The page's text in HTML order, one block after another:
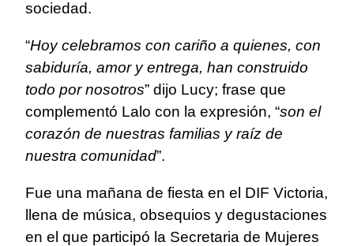
sociedad.
“Hoy celebramos con cariño a quienes, con
sabiduría, amor y entrega, han construido
todo por nosotros” dijo Lucy; frase que
complementó Lalo con la expresión, “son el
corazón de nuestras familias y raíz de
nuestra comunidad”.
Fue una mañana de fiesta en el DIF Victoria,
llena de música, obsequios y degustaciones
en el que participó la Secretaria de Mujeres